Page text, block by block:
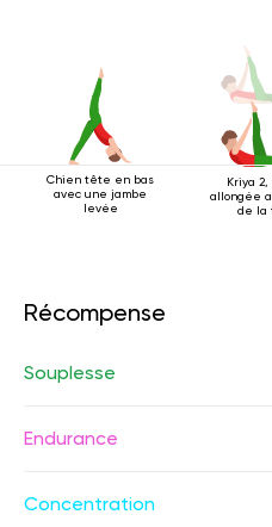
Chien tête en bas
avec une jambe
levée
Kriya 2,
allongée
de la
Récompense
Souplesse
Endurance
Concentration